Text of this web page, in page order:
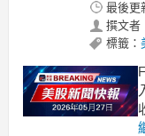
最後更
撰文者
標籤：